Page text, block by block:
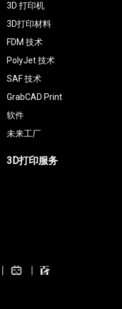
3D 打印机
3D打印材料
FDM 技术
PolyJet 技术
SAF 技术
GrabCAD Print
软件
未来工厂
3D打印服务